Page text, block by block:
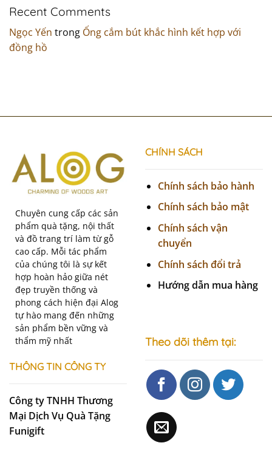
Recent Comments
Ngọc Yến trong Ống cắm bút khắc hình kết hợp với
đồng hồ
Chuyên cung cấp các sản
phẩm quà tặng, nội thất
và đồ trang trí làm từ gỗ
cao cấp. Mỗi tác phẩm
của chúng tôi là sự kết
hợp hoàn hảo giữa nét
đẹp truyền thống và
phong cách hiện đại Alog
tự hào mang đến những
sản phẩm bền vững và
thẩm mỹ nhất
THÔNG TIN CÔNG TY
Công ty TNHH Thương
Mại Dịch Vụ Quà Tặng
Funigift
CHÍNH SÁCH
Chính sách bảo hành
Chính sách bảo mật
Chính sách vận
chuyển
Chính sách đổi trả
Hướng dẫn mua hàng
Theo dõi thêm tại: